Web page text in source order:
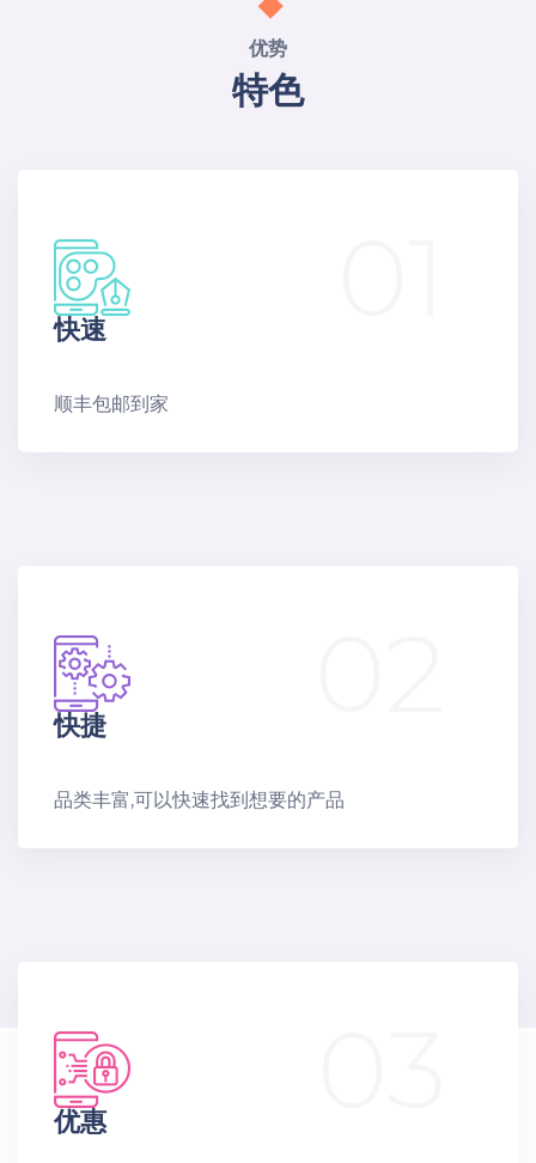
优势
特色
快速
顺丰包邮到家
快捷
品类丰富,可以快速找到想要的产品
优惠